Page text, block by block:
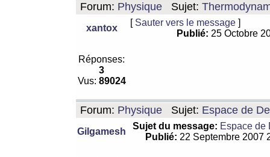
Forum: Physique Sujet:
xantox
[ Sauter vers le message ]
Publié: 25 Octobre
Réponses:
3
Vus: 89024
Forum: Physique Sujet: Espace de
Gilgamesh
Sujet du message: Espace de
Publié: 22 Septembre 2007